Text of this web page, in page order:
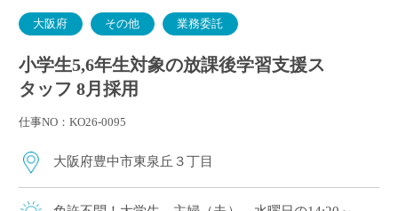
大阪府 その他 業務委託
小学生5,6年生対象の放課後学習支援ス
タッフ 8月採用
仕事NO：KO26-0095
大阪府豊中市東泉丘３丁目